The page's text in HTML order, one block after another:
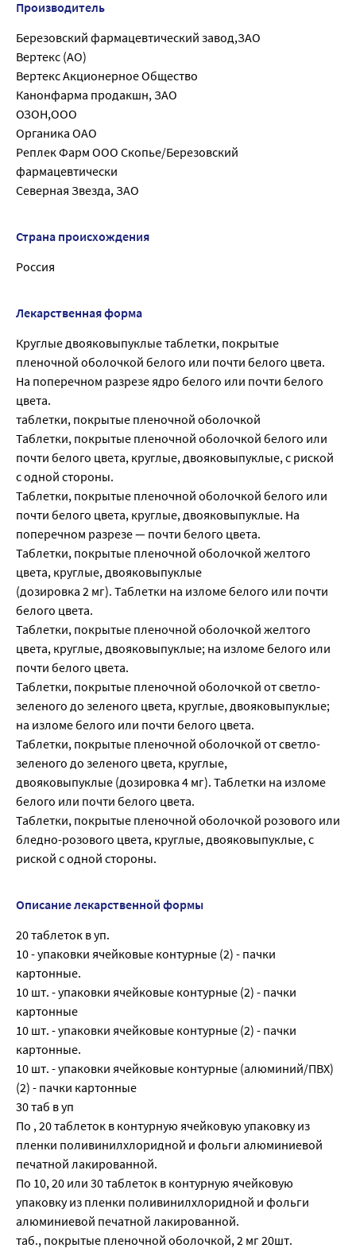
Производитель
Березовский фармацевтический завод,ЗАО
Вертекс (АО)
Вертекс Акционерное Общество
Канонфарма продакшн, ЗАО
ОЗОН,ООО
Органика ОАО
Реплек Фарм ООО Скопье/Березовский
фармацевтически
Северная Звезда, ЗАО
Страна происхождения
Россия
Лекарственная форма
Круглые двояковыпуклые таблетки, покрытые
пленочной оболочкой белого или почти белого цвета.
На поперечном разрезе ядро белого или почти белого
цвета.
таблетки, покрытые пленочной оболочкой
Таблетки, покрытые пленочной оболочкой белого или
почти белого цвета, круглые, двояковыпуклые, с риской
с одной стороны.
Таблетки, покрытые пленочной оболочкой белого или
почти белого цвета, круглые, двояковыпуклые. На
поперечном разрезе — почти белого цвета.
Таблетки, покрытые пленочной оболочкой желтого
цвета, круглые, двояковыпуклые
(дозировка 2 мг). Таблетки на изломе белого или почти
белого цвета.
Таблетки, покрытые пленочной оболочкой желтого
цвета, круглые, двояковыпуклые; на изломе белого или
почти белого цвета.
Таблетки, покрытые пленочной оболочкой от светло-
зеленого до зеленого цвета, круглые, двояковыпуклые;
на изломе белого или почти белого цвета.
Таблетки, покрытые пленочной оболочкой от светло-
зеленого до зеленого цвета, круглые,
двояковыпуклые (дозировка 4 мг). Таблетки на изломе
белого или почти белого цвета.
Таблетки, покрытые пленочной оболочкой розового или
бледно-розового цвета, круглые, двояковыпуклые, с
риской с одной стороны.
Описание лекарственной формы
20 таблеток в уп.
10 - упаковки ячейковые контурные (2) - пачки
картонные.
10 шт. - упаковки ячейковые контурные (2) - пачки
картонные
10 шт. - упаковки ячейковые контурные (2) - пачки
картонные.
10 шт. - упаковки ячейковые контурные (алюминий/ПВХ)
(2) - пачки картонные
30 таб в уп
По , 20 таблеток в контурную ячейковую упаковку из
пленки поливинилхлоридной и фольги алюминиевой
печатной лакированной.
По 10, 20 или 30 таблеток в контурную ячейковую
упаковку из пленки поливинилхлоридной и фольги
алюминиевой печатной лакированной.
таб., покрытые пленочной оболочкой, 2 мг 20шт.